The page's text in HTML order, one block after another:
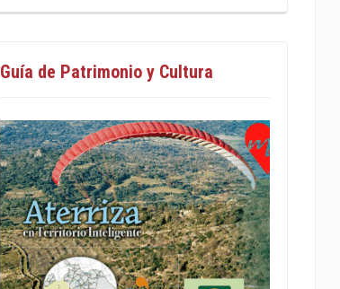
Guía de Patrimonio y Cultura